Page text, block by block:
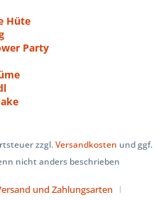
Hüte
Party
zzgl.Versandkosten und ggf.
nicht anders beschrieben
und Zahlungsarten